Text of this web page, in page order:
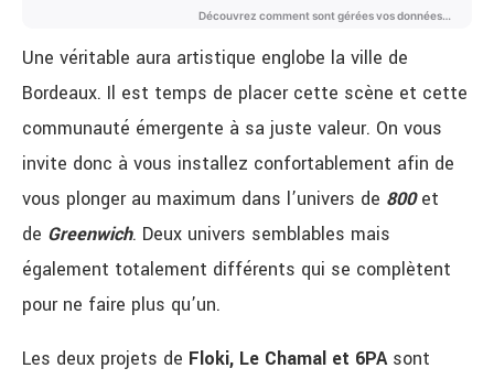
Une véritable aura artistique englobe la ville de
Bordeaux. Il est temps de placer cette scène et cette
communauté émergente à sa juste valeur. On vous
invite donc à vous installez confortablement afin de
vous plonger au maximum dans l’univers de 800et
de Greenwich. Deux univers semblables mais
également totalement différents qui se complètent
pour ne faire plus qu’un.
Les deux projets de Floki, Le Chamal et 6PAsont